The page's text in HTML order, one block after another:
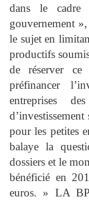
dans le cadre
gouvernement
le sujet en
productifs
de réserver ce
préfinancer
entreprises
pour les petites
balaye la
dossiers et le
bénéficié en
euros. » LA